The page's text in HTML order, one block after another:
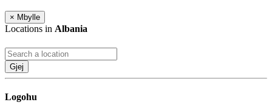
× Mbylle
Locations in Albania
Gjej
Logohu